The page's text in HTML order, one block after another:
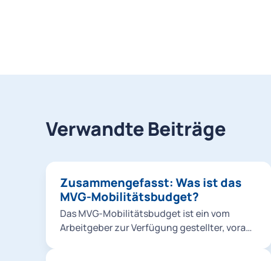
Verwandte Beiträge
Zusammengefasst: Was ist das
MVG-Mobilitätsbudget?
Das MVG-Mobilitätsbudget ist ein vom
Arbeitgeber zur Verfügung gestellter, vorab